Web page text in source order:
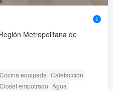
Metropolitana de
Cocina equipada Calefacción
Closet empotrado Agua